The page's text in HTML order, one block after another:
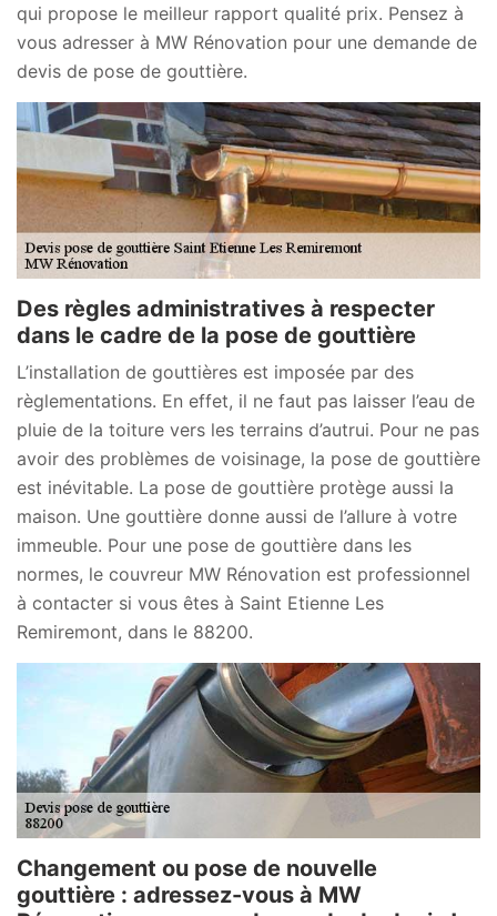
qui propose le meilleur rapport qualité prix. Pensez à
vous adresser à MW Rénovation pour une demande de
devis de pose de gouttière.
Des règles administratives à respecter
dans le cadre de la pose de gouttière
L’installation de gouttières est imposée par des
règlementations. En effet, il ne faut pas laisser l’eau de
pluie de la toiture vers les terrains d’autrui. Pour ne pas
avoir des problèmes de voisinage, la pose de gouttière
est inévitable. La pose de gouttière protège aussi la
maison. Une gouttière donne aussi de l’allure à votre
immeuble. Pour une pose de gouttière dans les
normes, le couvreur MW Rénovation est professionnel
à contacter si vous êtes à Saint Etienne Les
Remiremont, dans le 88200.
Changement ou pose de nouvelle
gouttière : adressez-vous à MW